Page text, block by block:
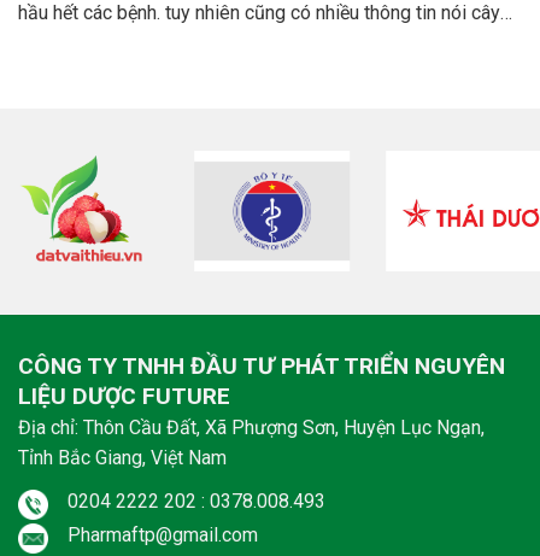
hầu hết các bệnh. tuy nhiên cũng có nhiều thông tin nói cây
CÔNG TY TNHH ĐẦU TƯ PHÁT TRIỂN NGUYÊN
LIỆU DƯỢC FUTURE
Địa chỉ: Thôn Cầu Đất, Xã Phượng Sơn, Huyện Lục Ngạn,
Tỉnh Bắc Giang, Việt Nam
0204 2222 202 : 0378.008.493
Pharmaftp@gmail.com